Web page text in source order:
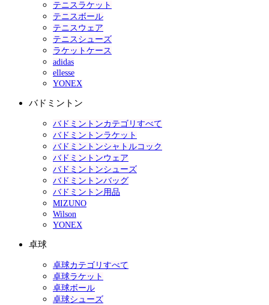
テニスラケット
テニスボール
テニスウェア
テニスシューズ
ラケットケース
adidas
ellesse
YONEX
バドミントン
バドミントンカテゴリすべて
バドミントンラケット
バドミントンシャトルコック
バドミントンウェア
バドミントンシューズ
バドミントンバッグ
バドミントン用品
MIZUNO
Wilson
YONEX
卓球
卓球カテゴリすべて
卓球ラケット
卓球ボール
卓球シューズ